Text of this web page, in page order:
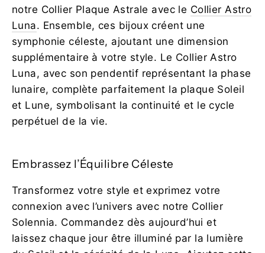
notre Collier Plaque Astrale avec le Collier Astro
Luna. Ensemble, ces bijoux créent une
symphonie céleste, ajoutant une dimension
supplémentaire à votre style. Le Collier Astro
Luna, avec son pendentif représentant la phase
lunaire, complète parfaitement la plaque Soleil
et Lune, symbolisant la continuité et le cycle
perpétuel de la vie.
Embrassez l’Équilibre Céleste
Transformez votre style et exprimez votre
connexion avec l’univers avec notre Collier
Solennia. Commandez dès aujourd’hui et
laissez chaque jour être illuminé par la lumière